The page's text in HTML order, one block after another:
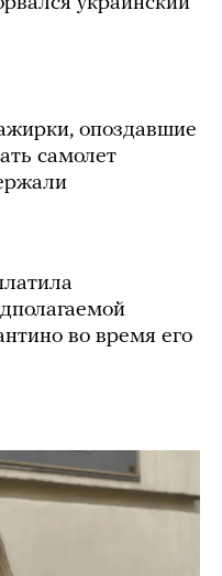
опоздавшие
самолет
во время его